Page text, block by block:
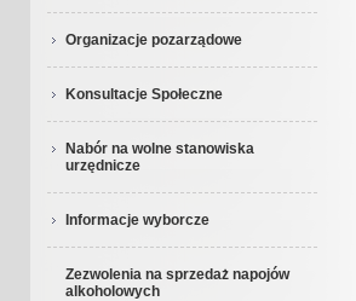
Organizacje pozarządowe
Konsultacje Społeczne
Nabór na wolne stanowiska
urzędnicze
Informacje wyborcze
Zezwolenia na sprzedaż napojów
alkoholowych